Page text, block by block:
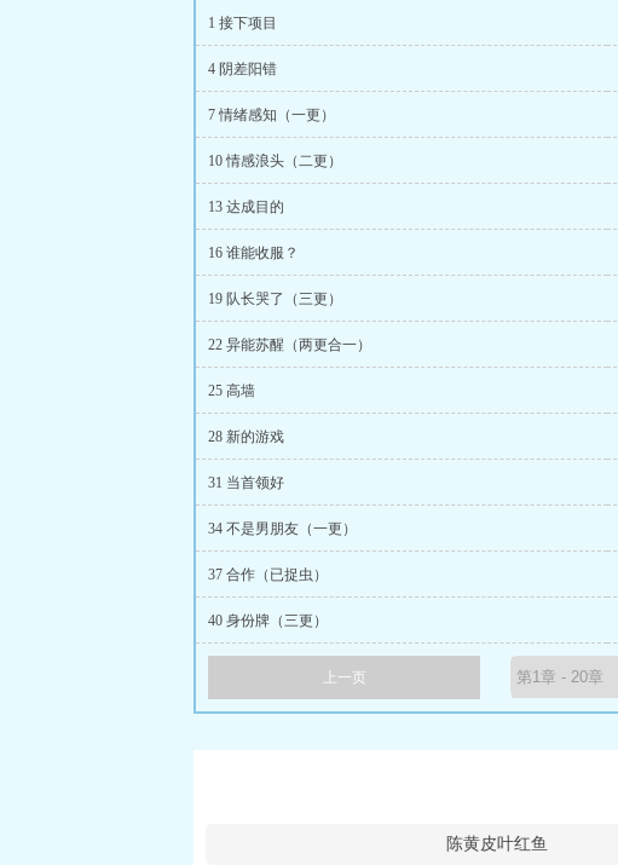
1 接下项目
4 阴差阳错
7 情绪感知（一更）
10 情感浪头（二更）
13 达成目的
16 谁能收服？
19 队长哭了（三更）
22 异能苏醒（两更合一）
25 高墙
28 新的游戏
31 当首领好
34 不是男朋友（一更）
37 合作（已捉虫）
40 身份牌（三更）
上一页
陈黄皮叶红鱼